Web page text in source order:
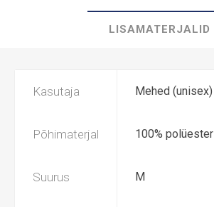
LISAMATERJALID
Kasutaja Mehed (unisex)
Põhimaterjal 100% polüester
Suurus M